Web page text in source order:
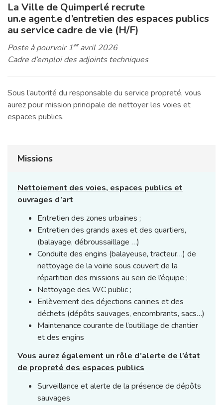
La Ville de Quimperlé recrute
un.e agent.e d’entretien des espaces publics
au service cadre de vie (H/F)
Poste à pourvoir 1eravril 2026
Cadre d’emploi des adjoints techniques
Sous l’autorité du responsable du service propreté, vous
aurez pour mission principale de nettoyer les voies et
espaces publics.
Missions
Nettoiement des voies, espaces publics et
ouvrages d’art
Entretien des zones urbaines ;
Entretien des grands axes et des quartiers,
(balayage, débroussaillage …)
Conduite des engins (balayeuse, tracteur…) de
nettoyage de la voirie sous couvert de la
répartition des missions au sein de l’équipe ;
Nettoyage des WC public ;
Enlèvement des déjections canines et des
déchets (dépôts sauvages, encombrants, sacs…)
Maintenance courante de l’outillage de chantier
et des engins
Vous aurez également un rôle d’alerte de l’état
de propreté des espaces publics
Surveillance et alerte de la présence de dépôts
sauvages